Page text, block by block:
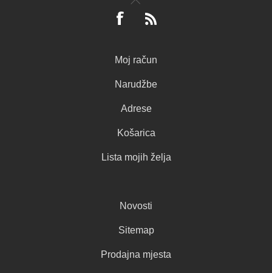
Moj račun
Narudžbe
Adrese
Košarica
Lista mojih želja
Novosti
Sitemap
Prodajna mjesta